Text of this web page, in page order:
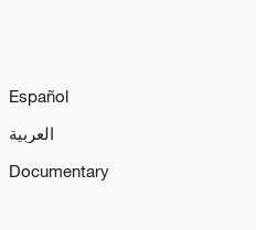
Español
العربية
Documentary